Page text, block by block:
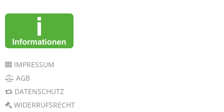
IMPRESSUM
AGB
DATENSCHUTZ
WIDERRUFSRECHT